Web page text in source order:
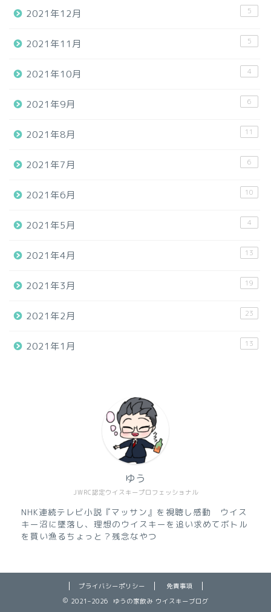
2021年12月 5
2021年11月 5
2021年10月 4
2021年9月 6
2021年8月 11
2021年7月 6
2021年6月 10
2021年5月 4
2021年4月 13
2021年3月 19
2021年2月 23
2021年1月 13
JWRC認定ウイスキープロフェッショナル
ゆう
NHK連続テレビ小説『マッサン』を視聴し感動 ウイス
キー沼に墜落し、理想のウイスキーを追い求めてボトル
を買い漁るちょっと？残念なやつ
プライバシーポリシー
免責事項
2021–2026 ゆうの家飲み ウイスキーブログ